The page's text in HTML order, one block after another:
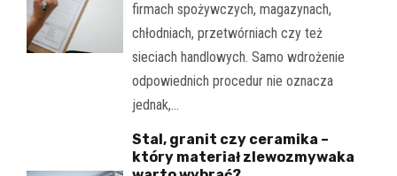
firmach spożywczych, magazynach,
chłodniach, przetwórniach czy też
sieciach handlowych. Samo wdrożenie
odpowiednich procedur nie oznacza
jednak,…
Stal, granit czy ceramika –
który materiał zlewozmywaka